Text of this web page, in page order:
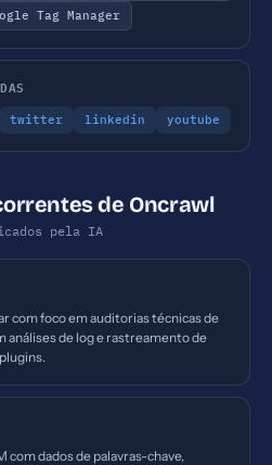
Tag Manager
twitter linkedin youtube
de Oncrawl
pela IA
com foco em auditorias técnicas de
análises de log e rastreamento de
com dados de palavras-chave,